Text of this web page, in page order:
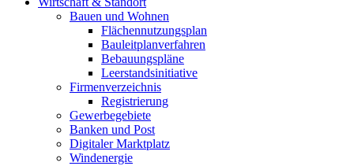
Bauen und Wohnen
Flächennutzungsplan
Bauleitplanverfahren
Bebauungspläne
Leerstandsinitiative
Firmenverzeichnis
Registrierung
Gewerbegebiete
Banken und Post
Digitaler Marktplatz
Windenergie